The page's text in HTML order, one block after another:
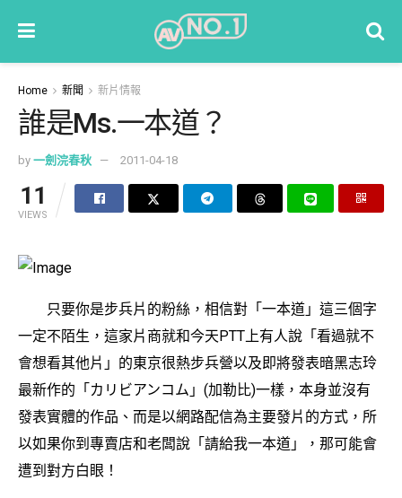
Home 新聞 新片情報
誰是Ms.一本道？
by 一劍浣春秋 2011-04-18
11
VIEWS
只要你是步兵片的粉絲，相信對「一本道」這三個字
一定不陌生，這家片商就和今天PTT上有人說「看過就不
會想看其他片」的東京很熱步兵營以及即將發表暗黑志玲
最新作的「カリビアンコム」(加勒比)一樣，本身並沒有
發表實體的作品、而是以網路配信為主要發片的方式，所
以如果你到專賣店和老闆說「請給我一本道」，那可能會
遭到對方白眼！